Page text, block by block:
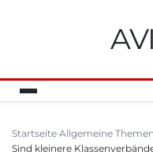
Startseite Allgemeine Themen
Sind kleinere